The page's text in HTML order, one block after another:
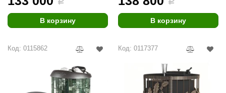
KERN
В корзину В корзину
Код: 0115862 Код: 0117377